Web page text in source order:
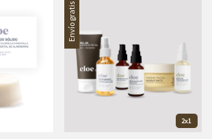
Envío gratis
2x1